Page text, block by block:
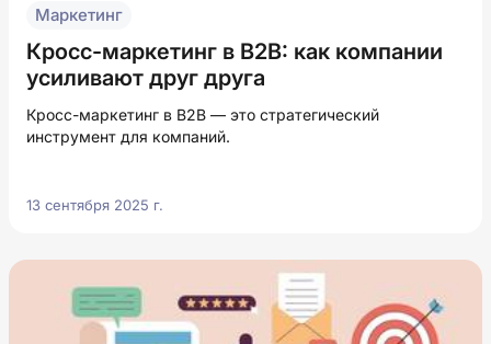
Маркетинг
Кросс-маркетинг в B2B: как компании
усиливают друг друга
Кросс-маркетинг в B2B — это стратегический
инструмент для компаний.
13 сентября 2025 г.